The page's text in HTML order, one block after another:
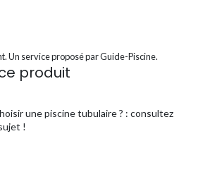
Un service proposé par Guide-Piscine.
produit
une piscine tubulaire ? : consultez
!